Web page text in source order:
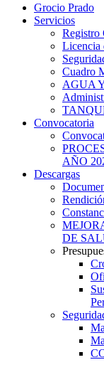
Grocio Prado
Servicios
Registro
Licencia
Cuadro
AGUA
Convocatoria
AÑO
Descargas
DE